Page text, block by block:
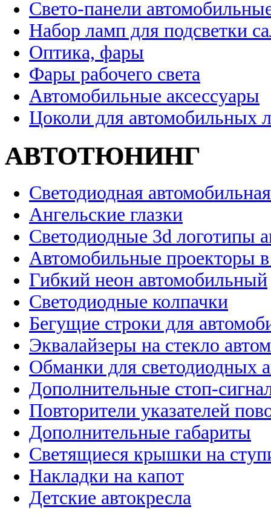
Свето-панели
Набор ламп для подсветки
Оптика, фары
Фары рабочего света
Автомобильные аксессуары
Цоколи для автомобильных
АВТОТЮНИНГ
Светодиодная
Ангельские глазки
Светодиодные 3d логотипы
Автомобильные проекторы
Гибкий неон автомобильный
Светодиодные колпачки
Бегущие строки для
Эквалайзеры на стекло
Обманки для светодиодных
Дополнительные стоп-
Повторители указателей
Дополнительные габариты
Светящиеся крышки на
Накладки на капот
Детские автокресла